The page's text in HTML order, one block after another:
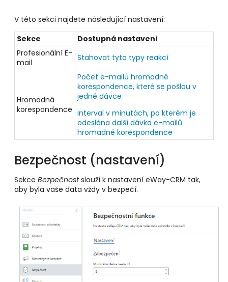
V této sekci najdete následující nastavení:
Sekce
Dostupná nastavení
Profesionální E-
mail
Stahovat tyto typy reakcí
Hromadná
korespondence
Počet e-mailů hromadné
korespondence, které se pošlou v
jedné dávce
Interval v minutách, po kterém je
odeslána další dávka e-mailů
hromadné korespondence
Bezpečnost (nastavení)
Sekce Bezpečnostslouží k nastavení eWay-CRM tak,
aby byla vaše data vždy v bezpečí.